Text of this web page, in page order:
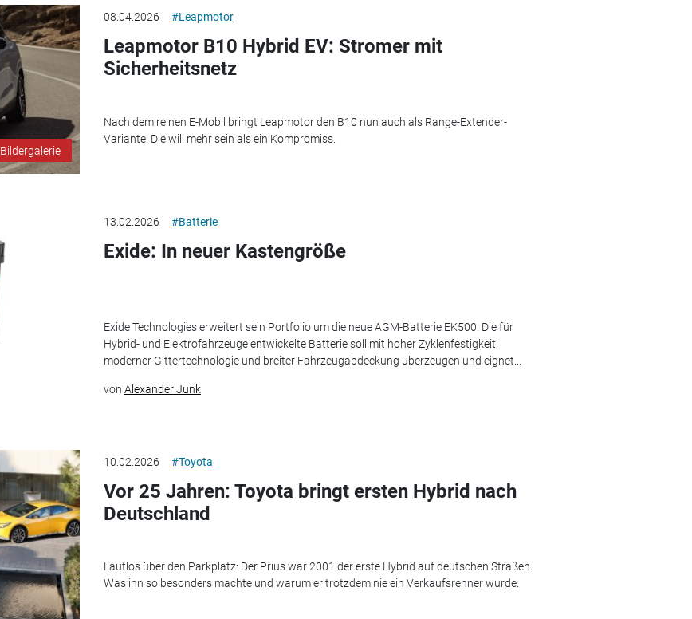
Bildergalerie
08.04.2026 #Leapmotor
Leapmotor B10 Hybrid EV: Stromer mit
Sicherheitsnetz
Nach dem reinen E-Mobil bringt Leapmotor den B10 nun auch als Range-Extender-
Variante. Die will mehr sein als ein Kompromiss.
13.02.2026 #Batterie
Exide: In neuer Kastengröße
Exide Technologies erweitert sein Portfolio um die neue AGM-Batterie EK500. Die für
Hybrid- und Elektrofahrzeuge entwickelte Batterie soll mit hoher Zyklenfestigkeit,
moderner Gittertechnologie und breiter Fahrzeugabdeckung überzeugen und eignet...
von Alexander Junk
10.02.2026 #Toyota
Vor 25 Jahren: Toyota bringt ersten Hybrid nach
Deutschland
Lautlos über den Parkplatz: Der Prius war 2001 der erste Hybrid auf deutschen Straßen.
Was ihn so besonders machte und warum er trotzdem nie ein Verkaufsrenner wurde.